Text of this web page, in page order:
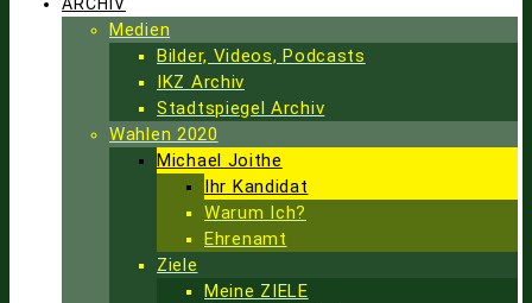
Medien
Bilder, Videos, Podcasts
IKZ Archiv
Stadtspiegel Archiv
Wahlen 2020
Michael Joithe
Ihr Kandidat
Warum Ich?
Ehrenamt
Ziele
Meine ZIELE